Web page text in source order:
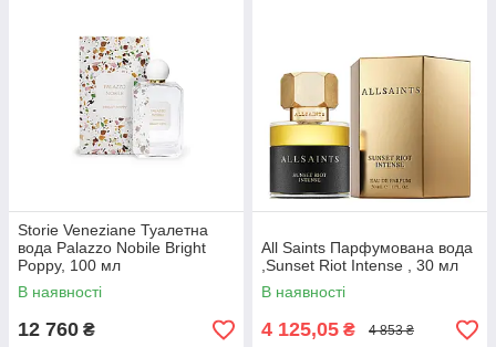
Storie Veneziane Туалетна
вода Palazzo Nobile Bright
Poppy, 100 мл
В наявності
12 760 ₴
All Saints Парфумована вода
,Sunset Riot Intense , 30 мл
В наявності
4 125,05 ₴ 4 853 ₴